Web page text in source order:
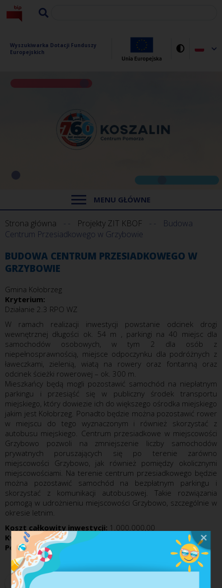
Wyszukiwarka Dotacji Funduszy
Europejskich
MENU GŁÓWNE
Strona główna Projekty ZIT KBOF
Budowa
Centrum Przesiadkowego w Grzybowie
BUDOWA CENTRUM PRZESIADKOWEGO W
GRZYBOWIE
Gmina Kołobrzeg
Kryterium:
Działanie 2.3 RPO WZ
W ramach realizacji inwestycji powstanie odcinek drogi
wewnętrznej długości ok. 54 m , parkingi na 40 miejsc dla
samochodów osobowych, w tym 2 dla osób z
niepełnosprawnością, miejsce odpoczynku dla podróżnych z
ławeczkami, zielenią, wiatą na rowery oraz fontanną oraz
odcinek ścieżki rowerowej – ok. 300 m.
Mieszkańcy będą mogli pozostawić samochód na niepłatnym
parkingu i przesiąść się w publiczny środek transportu
miejskiego, który dowiezie ich do większego ośrodka miejskiego
jakim jest Kołobrzeg. Ponadto będzie można pozostawić rower
w miejscu do tego wyznaczonym i również skorzystać z
autobusu miejskiego. Centrum przesiadkowe w miejscowości
Grzybowo pozwoli na zmniejszenie liczby samochodów
prywatnych poruszających się po terenie zarówno
miejscowości Grzybowo, jak również pomiędzy okolicznymi
miejscowościami. Na terenie centrum przesiadkowego będzie
można pozostawić samochód na bezpłatnym parkingu i
skorzystać z komunikacji autobusowej. Takie rozwiązania
pomogą w udrożnieniu miejscowości Grzybowo, szczególnie w
okresie letnim.
Koszt całkowity inwestycji: 1.000.000,00
Kwota dofinansowania:53.233,00
Poziom dofinansowania:
DRUKUJ